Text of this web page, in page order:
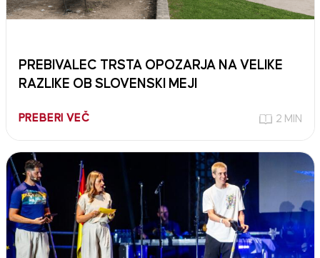
PREBIVALEC TRSTA OPOZARJA NA VELIKE
RAZLIKE OB SLOVENSKI MEJI
PREBERI VEČ 2 MIN